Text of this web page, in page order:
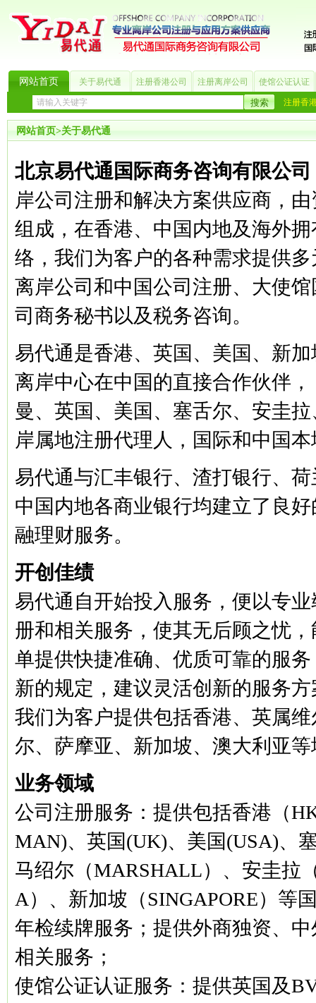
网站首页 关于易代通 注册香港公司 注册离岸公司 使馆公证认证
注册香
网站首页>关于易代通
北京易代通国际商务咨询有限公司
岸公司注册和解决方案供应商，
组成，在香港、中国内地及海外
络，我们为客户的各种需求提供
离岸公司和中国公司注册、大使
司商务秘书以及税务咨询。
易代通是香港、英国、美国、新
离岸中心在中国的直接合作伙伴
曼、英国、美国、塞舌尔、安圭
岸属地注册代理人，国际和中国
易代通与汇丰银行、渣打银行、
中国内地各商业银行均建立了良
融理财服务。
开创佳绩
易代通自开始投入服务，便以专
册和相关服务，使其无后顾之忧
单提供快捷准确、优质可靠的服
新的规定，建议灵活创新的服务方
我们为客户提供包括香港、英属
尔、萨摩亚、新加坡、澳大利亚
业务领域
公司注册服务：提供包括香港（
MAN)、英国(UK)、美国(USA)、
马绍尔（MARSHALL）、安圭拉
A）、新加坡（SINGAPORE）等
年检续牌服务；提供外商独资、
相关服务；
使馆公证认证服务：提供英国及